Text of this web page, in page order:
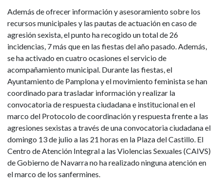
Además de ofrecer información y asesoramiento sobre los
recursos municipales y las pautas de actuación en caso de
agresión sexista, el punto ha recogido un total de 26
incidencias, 7 más que en las fiestas del año pasado. Además,
se ha activado en cuatro ocasiones el servicio de
acompañamiento municipal. Durante las fiestas, el
Ayuntamiento de Pamplona y el movimiento feminista se han
coordinado para trasladar información y realizar la
convocatoria de respuesta ciudadana e institucional en el
marco del Protocolo de coordinación y respuesta frente a las
agresiones sexistas a través de una convocatoria ciudadana el
domingo 13 de julio a las 21 horas en la Plaza del Castillo. El
Centro de Atención Integral a las Violencias Sexuales (CAIVS)
de Gobierno de Navarra no ha realizado ninguna atención en
el marco de los sanfermines.